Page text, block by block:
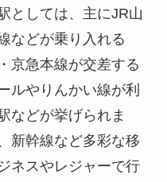
としては、主にJR山
などが乗り入れる
京急本線が交差する
ルやりんかい線が利
などが挙げられま
新幹線など多彩な移
ネスやレジャーで行